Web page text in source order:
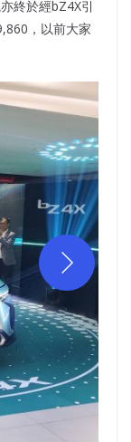
終於經bZ4X引
，以前大家